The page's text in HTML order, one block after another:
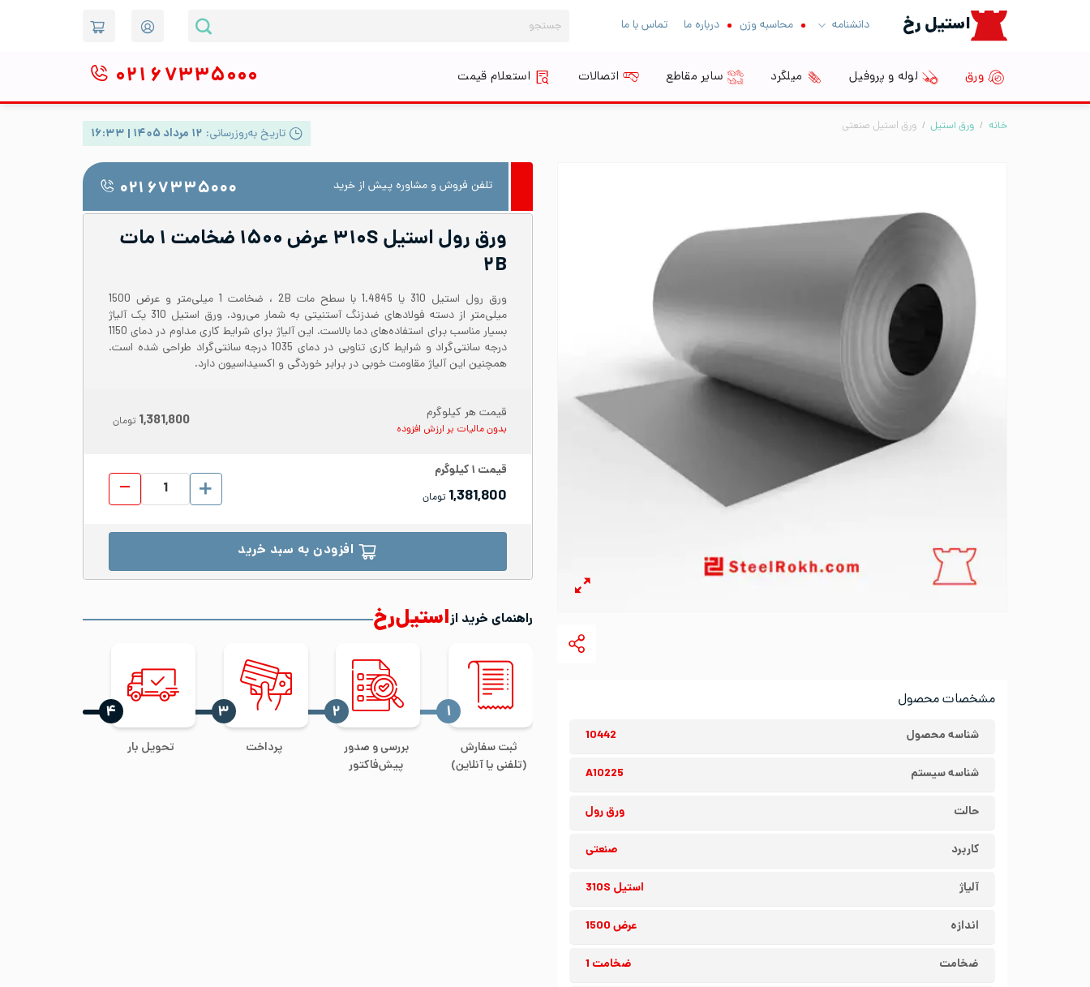
استیل رخ دانشنامه محاسبه وزن درباره ما تماس با ما
برای:
ورق لوله و پروفیل میلگرد سایر مقاطع اتصالات استعلام قیمت ۰۲۱ ۶۷۳۳۵۰۰۰
خانه / ورق استیل / ورق استیل صنعتی تاریخ به‌روزرسانی: ۱۲ مرداد ۱۴۰۵ | ۱۶:۳۳
مشخصات محصول
شناسه محصول 10442
شناسه سیستم A10225
حالت ورق رول
کاربرد صنعتی
آلیاژ استیل 310S
اندازه عرض 1500
ضخامت ضخامت 1
تلفن فروش و مشاوره پیش از خرید ۰۲۱ ۶۷۳۳۵۰۰۰
ورق رول استیل ۳۱۰S عرض ۱۵۰۰ ضخامت ۱ مات
۲B
ورق رول استیل 310 یا 1.4845 با سطح مات 2B ، ضخامت 1 میلی‌متر و عرض 1500
میلی‌متر از دسته فولادهای ضدزنگ آستنیتی به شمار می‌رود. ورق استیل 310 یک آلیاژ
بسیار مناسب برای استفاده‌های دما بالاست. این آلیاژ برای شرایط کاری مداوم در دمای 1150
درجه سانتی‌گراد و شرایط کاری تناوبی در دمای 1035 درجه سانتی‌گراد طراحی شده است.
همچنین این آلیاژ مقاومت خوبی در برابر خوردگی و اکسیداسیون دارد.
قیمت هر کیلوگرم
بدون مالیات بر ارزش افزوده 1,381,800 تومان
قیمت ۱کیلوگرم
1,381,800 تومان
ورق رول استیل 310S عرض 1500 ضخامت 1 مات 2B عدد
افزودن به سبد خرید
راهنمای خرید ازاستیل‌رخ
ثبت سفارش
(تلفنی یا آنلاین)
‍۱
بررسی و صدور
پیش‌فاکتور
‍۲
پرداخت
‍۳
تحویل بار
‍۴